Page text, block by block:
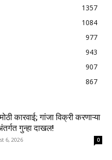
1357
1084
977
943
907
867
कारवाई; गांजा विक्री करणाऱ्या
गुन्हा दाखल!
6, 2026 0